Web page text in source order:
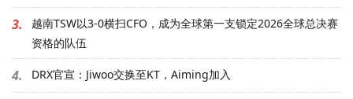
3.
越南TSW以3-0横扫CFO，成为全球第一支锁定2026全球总决赛
资格的队伍
4. DRX官宣：Jiwoo交换至KT，Aiming加入